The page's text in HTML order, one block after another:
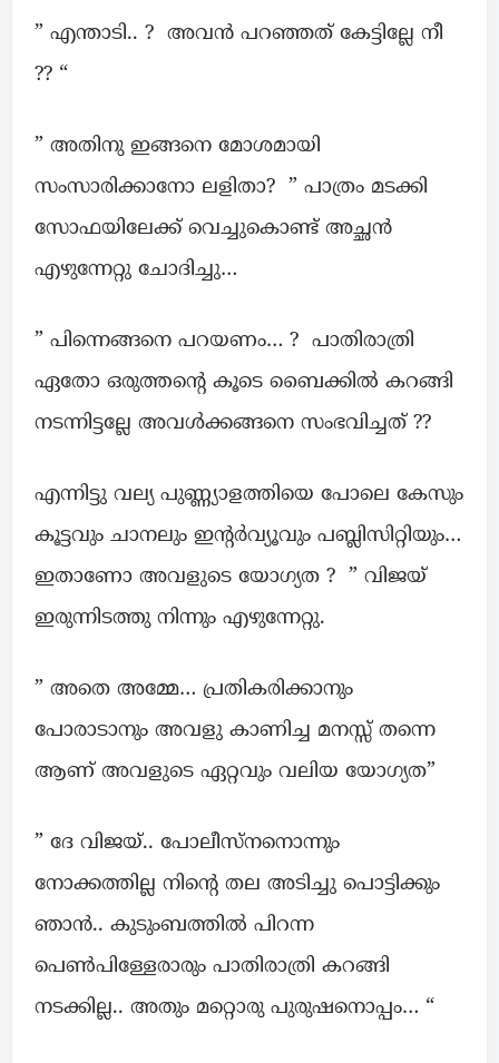
” എന്താടി.. ? അവൻ പറഞ്ഞത് കേട്ടില്ലേ നീ
?? “
” അതിനു ഇങ്ങനെ മോശമായി
സംസാരിക്കാനോ ലളിതാ? ” പാത്രം മടക്കി
സോഫയിലേക്ക് വെച്ചുകൊണ്ട് അച്ഛൻ
എഴുന്നേറ്റു ചോദിച്ചു…
” പിന്നെങ്ങനെ പറയണം… ? പാതിരാത്രി
ഏതോ ഒരുത്തന്റെ കൂടെ ബൈക്കിൽ കറങ്ങി
നടന്നിട്ടല്ലേ അവൾക്കങ്ങനെ സംഭവിച്ചത് ??
എന്നിട്ടു വല്യ പുണ്ണ്യാളത്തിയെ പോലെ കേസും
കൂട്ടവും ചാനലും ഇന്റർവ്യൂവും പബ്ലിസിറ്റിയും…
ഇതാണോ അവളുടെ യോഗ്യത ? ” വിജയ്
ഇരുന്നിടത്തു നിന്നും എഴുന്നേറ്റു.
” അതെ അമ്മേ… പ്രതികരിക്കാനും
പോരാടാനും അവളു കാണിച്ച മനസ്സ് തന്നെ
ആണ് അവളുടെ ഏറ്റവും വലിയ യോഗ്യത”
” ദേ വിജയ്.. പോലീസ്നനൊന്നും
നോക്കത്തില്ല നിന്റെ തല അടിച്ചു പൊട്ടിക്കും
ഞാൻ.. കുടുംബത്തിൽ പിറന്ന
പെൺപിള്ളേരാരും പാതിരാത്രി കറങ്ങി
നടക്കില്ല.. അതും മറ്റൊരു പുരുഷനൊപ്പം… “